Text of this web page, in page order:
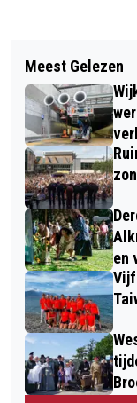
ALLE
PARTIJEN
THEATER
NA DE
OP DE
Meest Gelezen
en